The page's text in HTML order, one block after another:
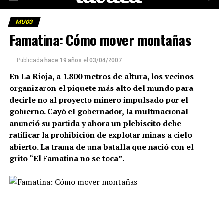
MU03
Famatina: Cómo mover montañas
Publicada hace 19 años el 03/04/2007
En La Rioja, a 1.800 metros de altura, los vecinos
organizaron el piquete más alto del mundo para
decirle no al proyecto minero impulsado por el
gobierno. Cayó el gobernador, la multinacional
anunció su partida y ahora un plebiscito debe
ratificar la prohibición de explotar minas a cielo
abierto. La trama de una batalla que nació con el
grito “El Famatina no se toca”.